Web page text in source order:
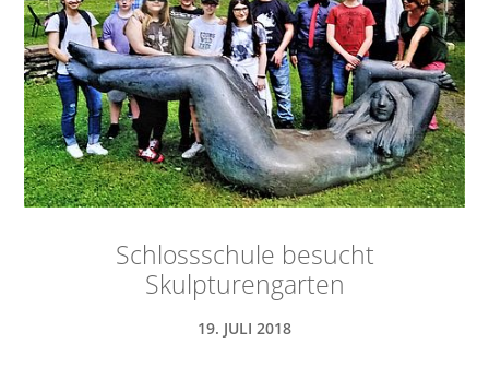
Schlossschule besucht
Skulpturengarten
19. JULI 2018